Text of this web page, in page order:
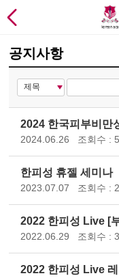
공지사항
2024 한국피부비만
2024.06.26 조회수 :
한피성 휴젤 세미나
2023.07.07 조회수 :
2022 한피성 Live [
2022.06.29 조회수 :
2022 한피성 Live